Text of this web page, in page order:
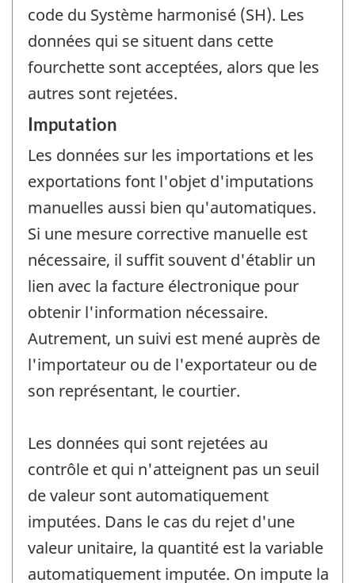
code du Système harmonisé (SH). Les
données qui se situent dans cette
fourchette sont acceptées, alors que les
autres sont rejetées.
Imputation
Les données sur les importations et les
exportations font l'objet d'imputations
manuelles aussi bien qu'automatiques.
Si une mesure corrective manuelle est
nécessaire, il suffit souvent d'établir un
lien avec la facture électronique pour
obtenir l'information nécessaire.
Autrement, un suivi est mené auprès de
l'importateur ou de l'exportateur ou de
son représentant, le courtier.
Les données qui sont rejetées au
contrôle et qui n'atteignent pas un seuil
de valeur sont automatiquement
imputées. Dans le cas du rejet d'une
valeur unitaire, la quantité est la variable
automatiquement imputée. On impute la